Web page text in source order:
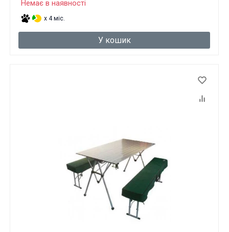
Немає в наявності
x 4 міс.
У кошик
Вам виповнилося 18 років?
ТАК